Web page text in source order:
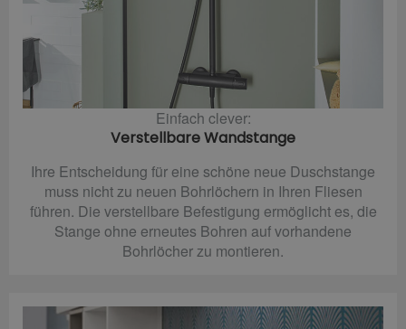
Einfach clever:
Verstellbare Wandstange
Ihre Entscheidung für eine schöne neue Duschstange
muss nicht zu neuen Bohrlöchern in Ihren Fliesen
führen. Die verstellbare Befestigung ermöglicht es, die
Stange ohne erneutes Bohren auf vorhandene
Bohrlöcher zu montieren.